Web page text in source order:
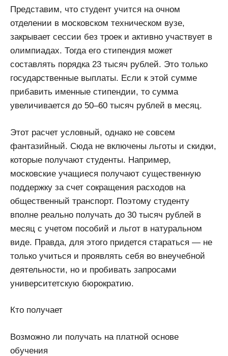
Представим, что студент учится на очном
отделении в московском техническом вузе,
закрывает сессии без троек и активно участвует в
олимпиадах. Тогда его стипендия может
составлять порядка 23 тысяч рублей. Это только
государственные выплаты. Если к этой сумме
прибавить именные стипендии, то сумма
увеличивается до 50–60 тысяч рублей в месяц.
Этот расчет условный, однако не совсем
фантазийный. Сюда не включены льготы и скидки,
которые получают студенты. Например,
московские учащиеся получают существенную
поддержку за счет сокращения расходов на
общественный транспорт. Поэтому студенту
вполне реально получать до 30 тысяч рублей в
месяц с учетом пособий и льгот в натуральном
виде. Правда, для этого придется стараться — не
только учиться и проявлять себя во внеучебной
деятельности, но и пробивать запросами
университетскую бюрократию.
Кто получает
Возможно ли получать на платной основе
обучения